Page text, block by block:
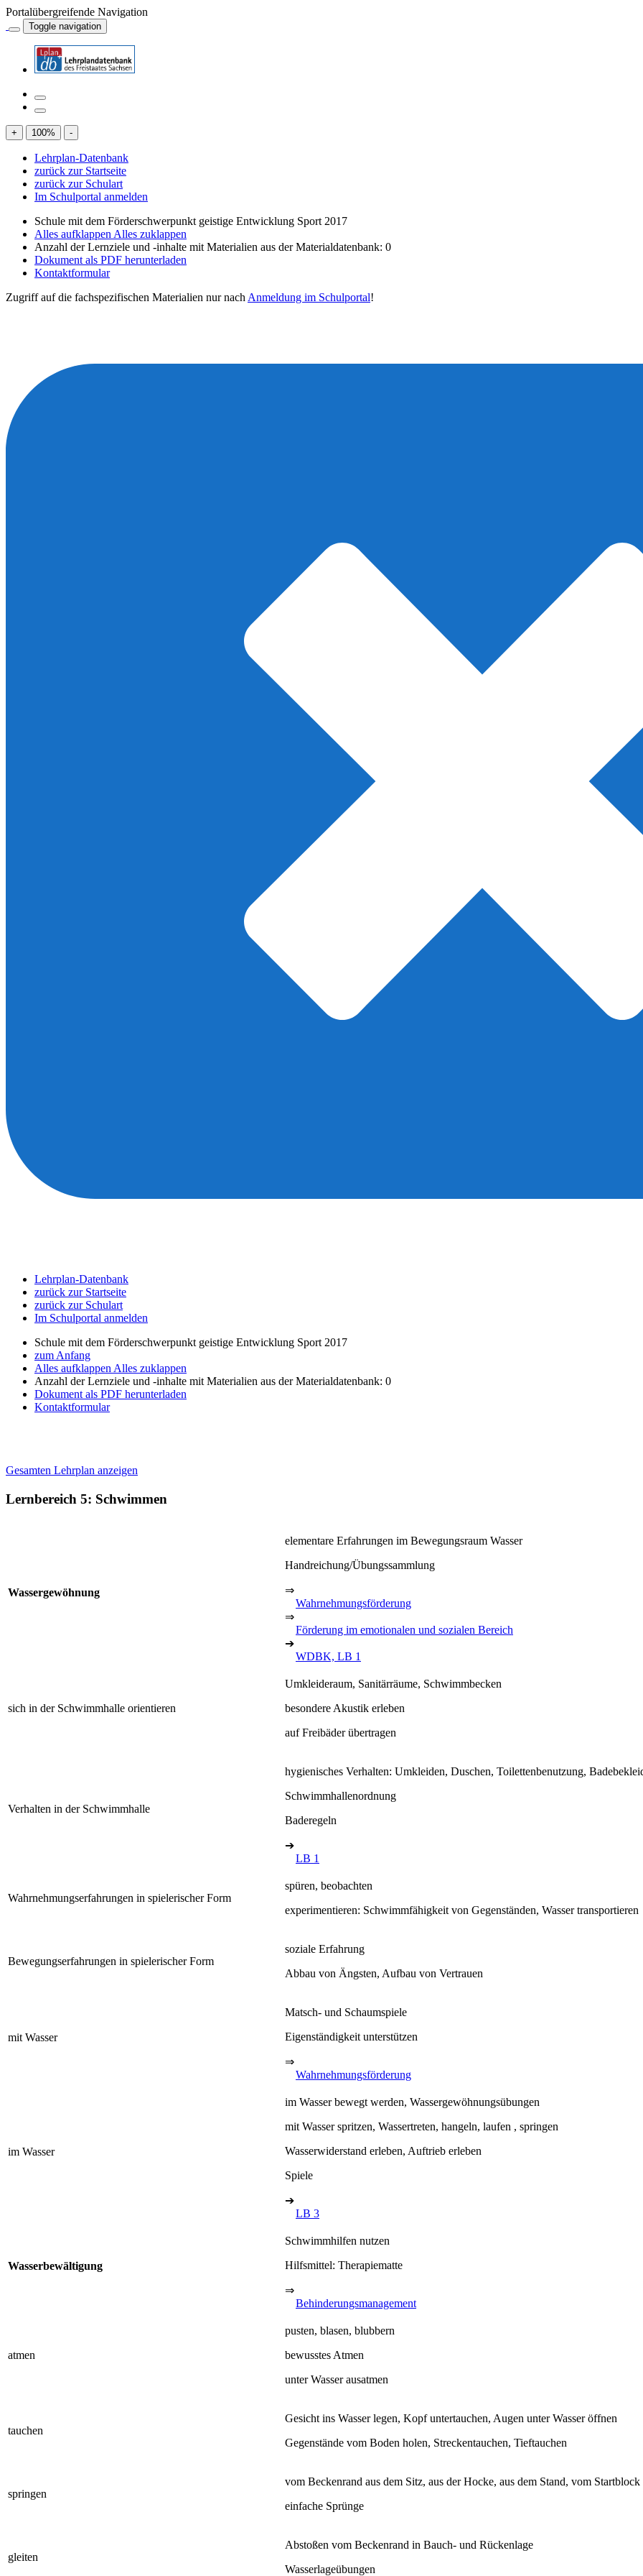
Portalübergreifende Navigation
Toggle navigation
+ 100% -
Lehrplan-Datenbank
zurück zur Startseite
zurück zur Schulart
Im Schulportal anmelden
Schule mit dem Förderschwerpunkt geistige Entwicklung Sport 2017
Alles aufklappen Alles zuklappen
Anzahl der Lernziele und -inhalte mit Materialien aus der Materialdatenbank: 0
Dokument als PDF herunterladen
Kontaktformular
Zugriff auf die fachspezifischen Materialien nur nach Anmeldung im Schulportal!
Lehrplan-Datenbank
zurück zur Startseite
zurück zur Schulart
Im Schulportal anmelden
Schule mit dem Förderschwerpunkt geistige Entwicklung Sport 2017
zum Anfang
Alles aufklappen Alles zuklappen
Anzahl der Lernziele und -inhalte mit Materialien aus der Materialdatenbank: 0
Dokument als PDF herunterladen
Kontaktformular
Gesamten Lehrplan anzeigen
Lernbereich 5: Schwimmen
Wassergewöhnung
elementare Erfahrungen im Bewegungsraum Wasser
Handreichung/Übungssammlung
⇒
Wahrnehmungsförderung
⇒
Förderung im emotionalen und sozialen Bereich
➔
WDBK, LB 1
sich in der Schwimmhalle orientieren
Umkleideraum, Sanitärräume, Schwimmbecken
besondere Akustik erleben
auf Freibäder übertragen
Verhalten in der Schwimmhalle
hygienisches Verhalten: Umkleiden, Duschen, Toilettenbenutzung,
Schwimmhallenordnung
Baderegeln
➔
LB 1
Wahrnehmungserfahrungen in spielerischer Form
spüren, beobachten
experimentieren: Schwimmfähigkeit von Gegenständen, Wasser transportieren
Bewegungserfahrungen in spielerischer Form
soziale Erfahrung
Abbau von Ängsten, Aufbau von Vertrauen
mit Wasser
Matsch- und Schaumspiele
Eigenständigkeit unterstützen
⇒
Wahrnehmungsförderung
im Wasser
im Wasser bewegt werden, Wassergewöhnungsübungen
mit Wasser spritzen, Wassertreten, hangeln, laufen , springen
Wasserwiderstand erleben, Auftrieb erleben
Spiele
➔
LB 3
Wasserbewältigung
Schwimmhilfen nutzen
Hilfsmittel: Therapiematte
⇒
Behinderungsmanagement
atmen
pusten, blasen, blubbern
bewusstes Atmen
unter Wasser ausatmen
tauchen
Gesicht ins Wasser legen, Kopf untertauchen, Augen unter Wasser öffnen
Gegenstände vom Boden holen, Streckentauchen, Tieftauchen
springen
vom Beckenrand aus dem Sitz, aus der Hocke, aus dem Stand, vom Startblock
einfache Sprünge
gleiten
Abstoßen vom Beckenrand in Bauch- und Rückenlage
Wasserlageübungen